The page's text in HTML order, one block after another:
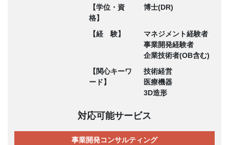
【学位・資
格】
博士(DR)
【経 験】
マネジメント経験者
事業開発経験者
企業技術者(OB含む)
【関心キーワ
ード】
技術経営
医療機器
3D造形
対応可能サービス
事業開発コンサルティング